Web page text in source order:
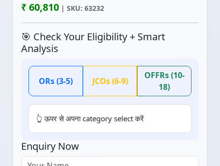
₹ 60,810 | SKU: 63232
🎯 Check Your Eligibility + Smart
Analysis
ORs (3-5) JCOs (6-9)
OFFRs (10-
18)
👆 ऊपर से अपना category select करें
Enquiry Now